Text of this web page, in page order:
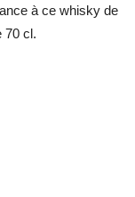
à ce whisky de
70 cl.